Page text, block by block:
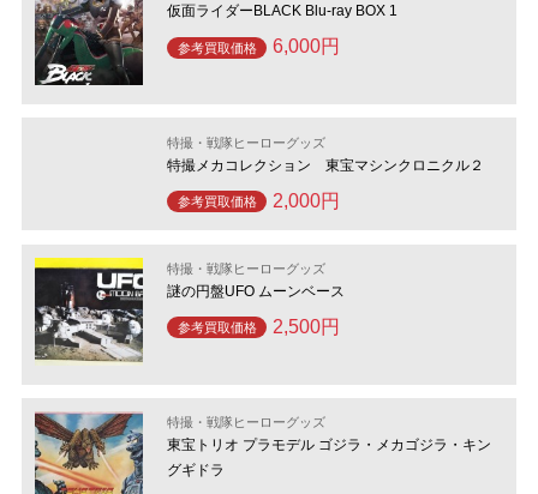
仮面ライダーBLACK Blu‐ray BOX 1
参考買取価格 6,000円
特撮・戦隊ヒーローグッズ
特撮メカコレクション 東宝マシンクロニクル２
参考買取価格 2,000円
特撮・戦隊ヒーローグッズ
謎の円盤UFO ムーンベース
参考買取価格 2,500円
特撮・戦隊ヒーローグッズ
東宝トリオ プラモデル ゴジラ・メカゴジラ・キン
グギドラ